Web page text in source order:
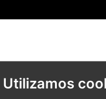
Utilizamos